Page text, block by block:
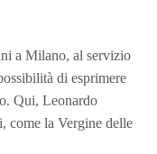
a Milano, al servizio
di esprimere
Qui, Leonardo
come la Vergine delle